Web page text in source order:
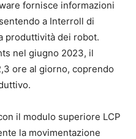
fornisce informazioni
a Interroll di
produttività dei robot.
nel giugno 2023, il
ore al giorno, coprendo
il modulo superiore LCP
la movimentazione